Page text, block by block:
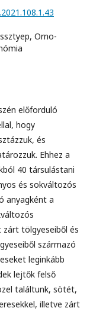
Orno-
előforduló
hogy
és
Ehhez a
40 társulástani
és sokváltozós
anyagként a
zárt tölgyeseiből és
származó
leginkább
lejtők felső
találtunk, sötét,
illetve zárt